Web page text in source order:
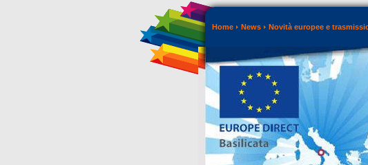
Home News Novità europee e